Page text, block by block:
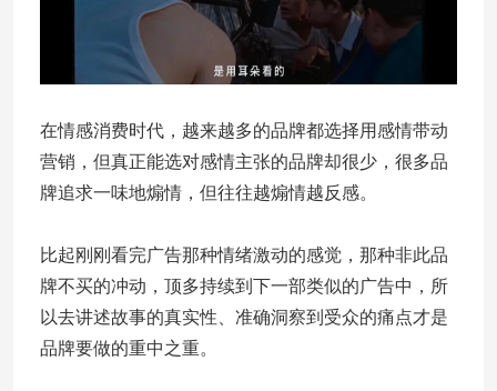
在情感消费时代，越来越多的品牌都选择用感情带动
营销，但真正能选对感情主张的品牌却很少，很多品
牌追求一味地煽情，但往往越煽情越反感。
比起刚刚看完广告那种情绪激动的感觉，那种非此品
牌不买的冲动，顶多持续到下一部类似的广告中，所
以去讲述故事的真实性、准确洞察到受众的痛点才是
品牌要做的重中之重。